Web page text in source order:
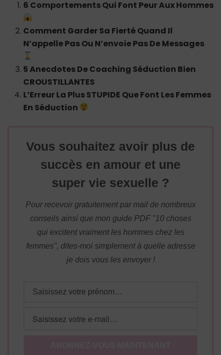
6 Comportements Qui Font Peur Aux Hommes
Comment Garder Sa Fierté Quand Il
N’appelle Pas Ou N’envoie Pas De Messages
5 Anecdotes De Coaching Séduction Bien
CROUSTILLANTES
L’Erreur La Plus STUPIDE Que Font Les Femmes
En Séduction
Vous souhaitez avoir plus de
succès en amour et une
super vie sexuelle ?
Pour recevoir gratuitement par mail de nombreux
conseils ainsi que mon guide PDF "10 choses
qui excitent vraiment les hommes chez les
femmes", dites-moi simplement à quelle adresse
je dois vous les envoyer !